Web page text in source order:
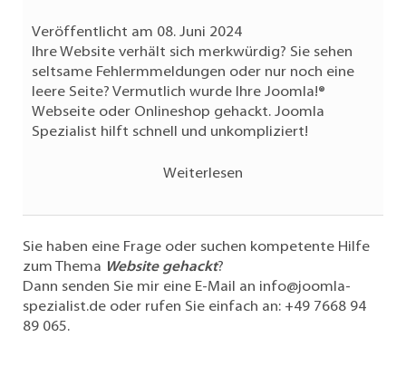
Veröffentlicht am 08. Juni 2024
Ihre Website verhält sich merkwürdig? Sie sehen
seltsame Fehlermmeldungen oder nur noch eine
leere Seite? Vermutlich wurde Ihre Joomla!®
Webseite oder Onlineshop gehackt. Joomla
Spezialist hilft schnell und unkompliziert!
Weiterlesen
Sie haben eine Frage oder suchen kompetente Hilfe
zum Thema
Website gehackt?
Dann senden Sie mir eine E-Mail an info@joomla-
spezialist.de oder rufen Sie einfach an: +49 7668 94
89 065.